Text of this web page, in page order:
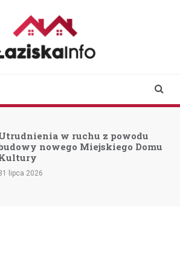
w ruchu z powodu
nowego Miejskiego Domu
lipca 2026